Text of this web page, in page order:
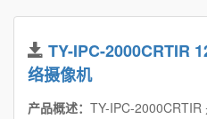
TY-IPC-2000CRTIR
络摄像机
产品概述： TY-IPC-2000CRTIR